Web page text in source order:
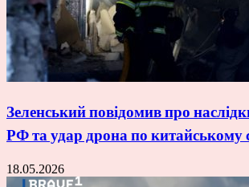
Зеленський повідомив про
РФ та удар дрона по китайському
18.05.2026